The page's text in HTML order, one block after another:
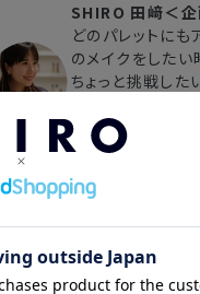
SHIRO 田﨑＜企
どのパレットに
のメイクをしたい
ちょっと挑戦し
色を選ぶ時は付
てください。メイ
ビュー4.89